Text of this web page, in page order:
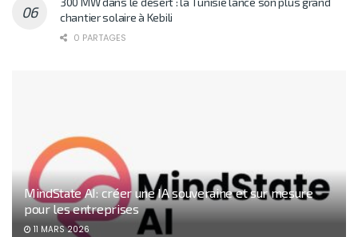
chantier solaire à Kebili
0 PARTAGES
MindState AI: créer une IA souveraine et sur mesure
pour les entreprises
11 MARS 2026